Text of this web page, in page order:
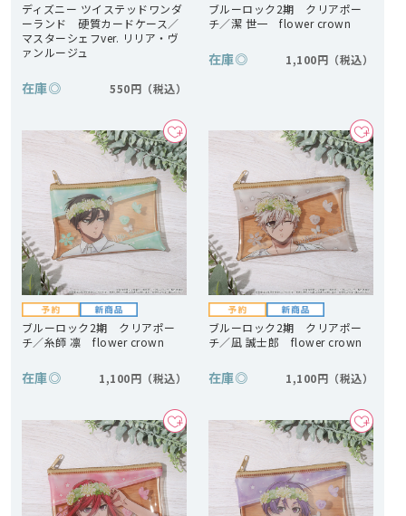
ディズニー ツイステッドワンダ
ーランド 硬質カードケース／
マスターシェフver. リリア・ヴ
ァンルージュ
在庫◎ 550円
ブルーロック2期 クリアポー
チ／潔 世一 flower crown
在庫◎ 1,100円
ブルーロック2期 クリアポー
チ／糸師 凛 flower crown
在庫◎ 1,100円
ブルーロック2期 クリアポー
チ／凪 誠士郎 flower crown
在庫◎ 1,100円